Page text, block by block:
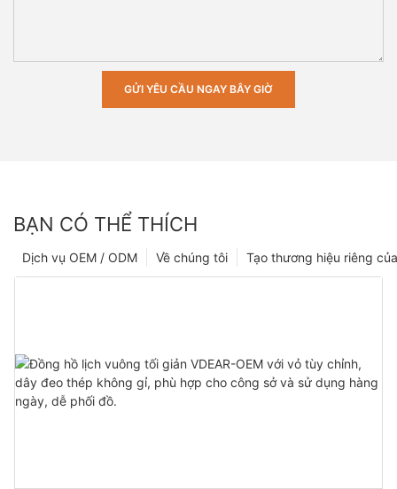
GỬI YÊU CẦU NGAY BÂY GIỜ
BẠN CÓ THỂ THÍCH
Tạo thương hiệu riêng
Về chúng tôi
Dịch vụ OEM / ODM